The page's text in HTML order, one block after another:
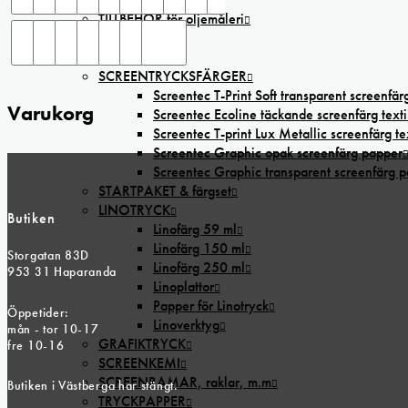
TILLBEHÖR för oljemåleri
SCREENTRYCKSFÄRGER
Screentec T-Print Soft transparent
Screentec Ecoline täckande screenfärg
Screentec T-print Lux Metallic screenfärg
Screentec Graphic opak screenfärg papper
Screentec Graphic transparent screenfärg
STARTPAKET & färgset
LINOTRYCK
Linofärg 59 ml
Linofärg 150 ml
Linofärg 250 ml
Linoplattor
Papper för Linotryck
Linoverktyg
GRAFIKTRYCK
SCREENKEMI
SCREENRAMAR, raklar, m.m
TRYCKPAPPER
Varukorg
Butiken
Storgatan 83D
953 31 Haparanda
Öppetider:
mån - tor 10-17
fre 10-16
Butiken i Västberga har stängt.